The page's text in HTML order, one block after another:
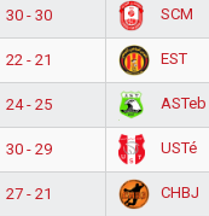
30 - 30 SCM
22 - 21 EST
24 - 25 ASTeb
30 - 29 USTé
27 - 21 CHBJ